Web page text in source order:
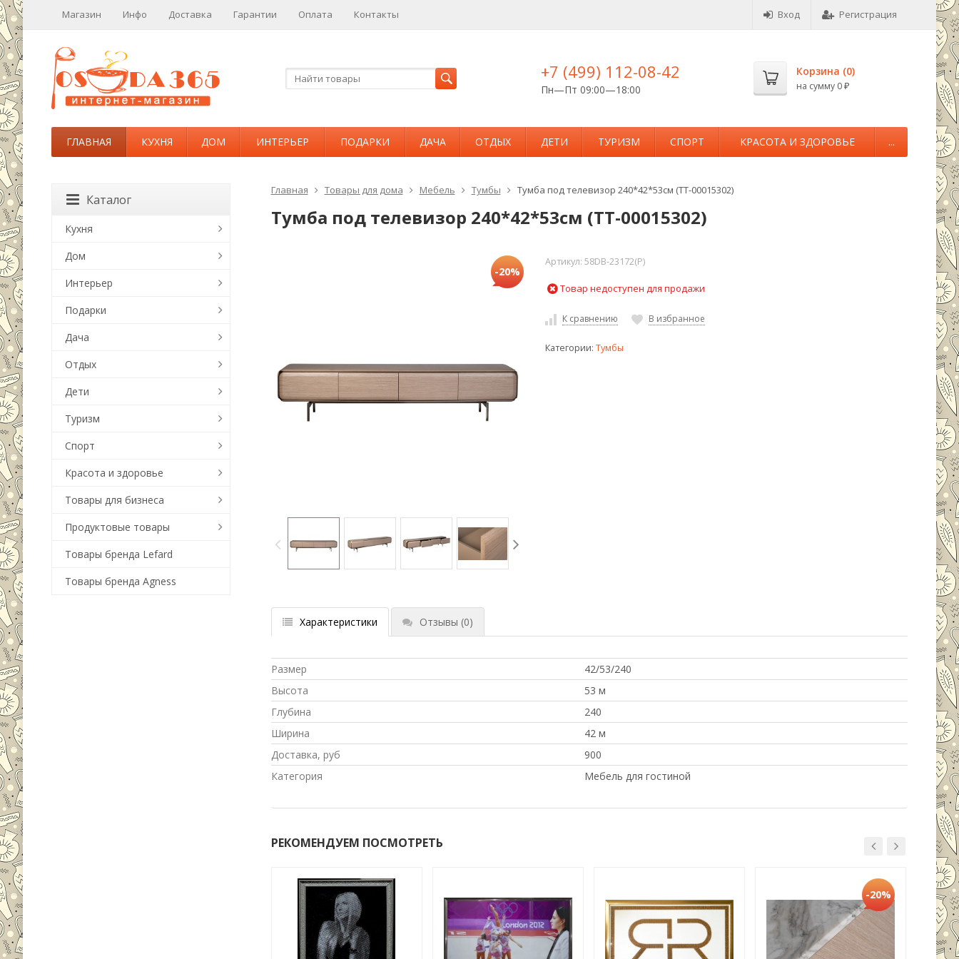
Магазин Инфо Доставка Гарантии Оплата Контакты Вход Регистрация
+7 (499) 112-08-42
Пн—Пт 09:00—18:00
Корзина (0)
на сумму 0 ₽
ГЛАВНАЯ КУХНЯ ДОМ ИНТЕРЬЕР ПОДАРКИ ДАЧА ОТДЫХ ДЕТИ ТУРИЗМ СПОРТ КРАСОТА И ЗДОРОВЬЕ ...
Главная Товары для дома Мебель Тумбы Тумба под телевизор 240*42*53см (TT-00015302)
Тумба под телевизор 240*42*53см (TT-00015302)
-20%
Артикул: 58DB-23172(P)
Товар недоступен для продажи
К сравнению В избранное
Категории: Тумбы
Характеристики Отзывы (0)
Размер
42/53/240
Высота
53 м
Глубина
240
Ширина
42 м
Доставка, руб
900
Категория
Мебель для гостиной
РЕКОМЕНДУЕМ ПОСМОТРЕТЬ
-20%
Каталог
Кухня
Дом
Интерьер
Подарки
Дача
Отдых
Дети
Туризм
Спорт
Красота и здоровье
Товары для бизнеса
Продуктовые товары
Товары бренда Lefard
Товары бренда Agness